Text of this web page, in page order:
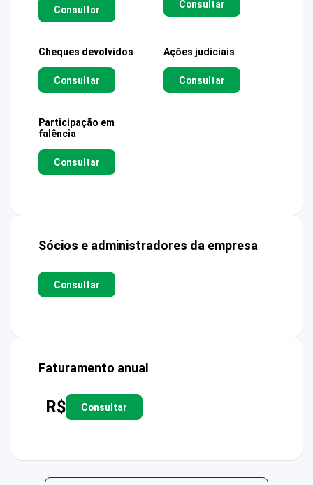
Consultar Consultar
Cheques devolvidos
Consultar
Ações judiciais
Consultar
Participação em
falência
Consultar
Sócios e administradores da empresa
Consultar
Faturamento anual
R$ Consultar